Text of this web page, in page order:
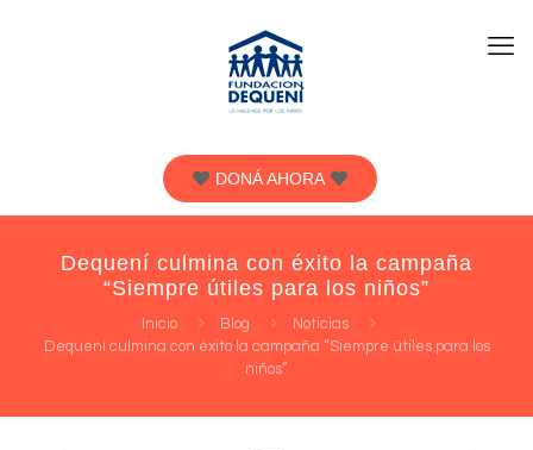
DONÁ AHORA
Dequení culmina con éxito la campaña
“Siempre útiles para los niños”
Inicio Blog
Noticias
Dequení culmina con éxito la campaña “Siempre útiles para los
niños”